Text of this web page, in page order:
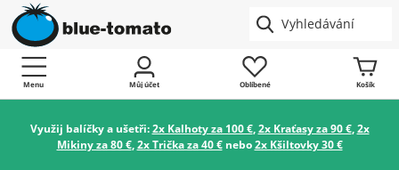
Menu Můj účet Oblíbené Košík
Využij balíčky a ušetři:2x Kalhoty za 100 €,2x Kraťasy za 90 €,2x
Mikiny za 80 €,2x Trička za 40 €nebo2x Kšiltovky 30 €